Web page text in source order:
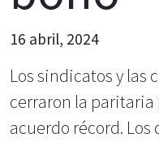
16 abril, 2024
Los sindicatos y las
cerraron la paritaria
acuerdo récord.